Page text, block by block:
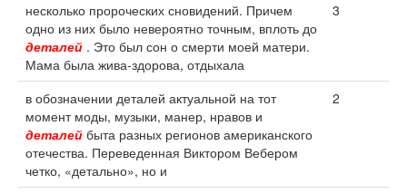
несколько пророческих сновидений. Причем
одно из них было невероятно точным, вплоть до
деталей . Это был сон о смерти моей матери.
Мама была жива-здорова, отдыхала
3
в обозначении деталей актуальной на тот
момент моды, музыки, манер, нравов и
деталей быта разных регионов американского
отечества. Переведенная Виктором Вебером
четко, «детально», но и
2